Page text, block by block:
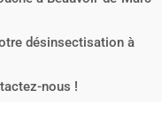
désinsectisation à
nous !